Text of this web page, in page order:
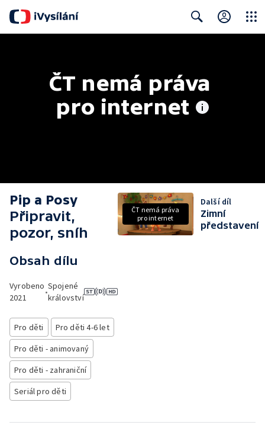
ČT nemá práva
pro internet
Pip a Posy
Připravit,
pozor, sníh
Obsah dílu
Vyrobeno
2021
•
Spojené
království
Pro děti
Pro děti 4-6 let
Pro děti - animovaný
Pro děti - zahraniční
Seriál pro děti
ČT nemá práva
pro internet
Další díl
Zimní
představení